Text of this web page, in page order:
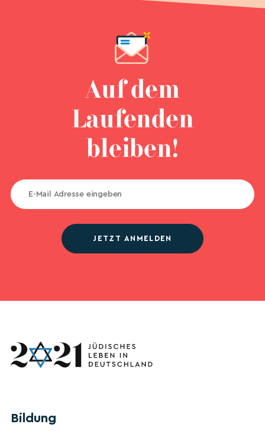
Auf dem
Laufenden
bleiben!
JETZT ANMELDEN
Bildung